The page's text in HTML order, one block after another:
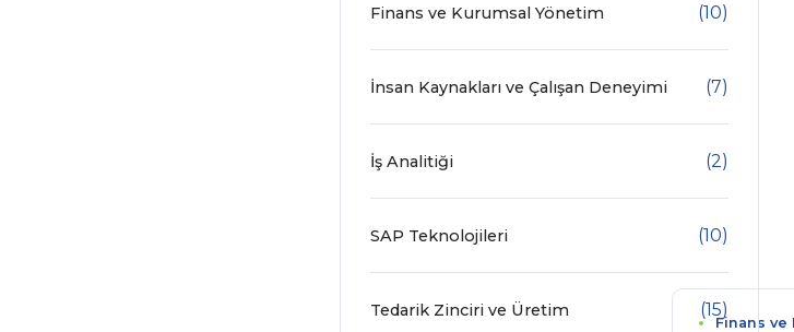
Finans ve
Finans ve Kurumsal Yönetim (10)
İnsan Kaynakları ve Çalışan Deneyimi (7)
İş Analitiği (2)
SAP Teknolojileri (10)
Tedarik Zinciri ve Üretim (15)